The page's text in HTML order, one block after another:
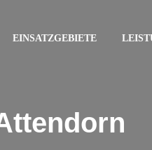
EINSATZGEBIETE